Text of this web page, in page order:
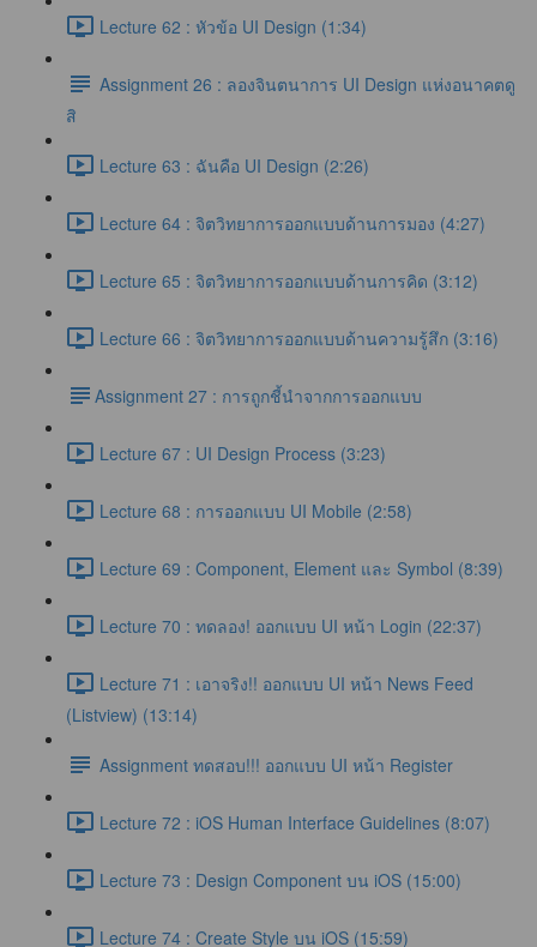
Lecture 62 : หัวข้อ UI Design (1:34)
Assignment 26 : ลองจินตนาการ UI Design แห่งอนาคตดู
สิ
Lecture 63 : ฉันคือ UI Design (2:26)
Lecture 64 : จิตวิทยาการออกแบบด้านการมอง (4:27)
Lecture 65 : จิตวิทยาการออกแบบด้านการคิด (3:12)
Lecture 66 : จิตวิทยาการออกแบบด้านความรู้สึก (3:16)
​Assignment 27 : การถูกชี้นำจากการออกแบบ
Lecture 67 : UI Design Process (3:23)
Lecture 68 : การออกแบบ UI Mobile (2:58)
Lecture 69 : Component, Element และ Symbol (8:39)
Lecture 70 : ทดลอง! ออกแบบ UI หน้า Login (22:37)
Lecture 71 : เอาจริง!! ออกแบบ UI หน้า News Feed
(Listview) (13:14)
Assignment ทดสอบ!!! ออกแบบ UI หน้า Register
Lecture 72 : iOS Human Interface Guidelines (8:07)
Lecture 73 : Design Component บน iOS (15:00)
Lecture 74 : Create Style บน iOS (15:59)